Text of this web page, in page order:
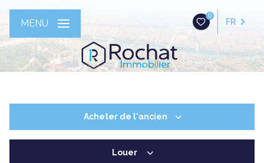
0
FR
MENU
Acheter de l'ancien
Louer